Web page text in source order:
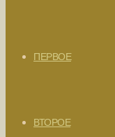
ПЕРВОЕ
ВТОРОЕ